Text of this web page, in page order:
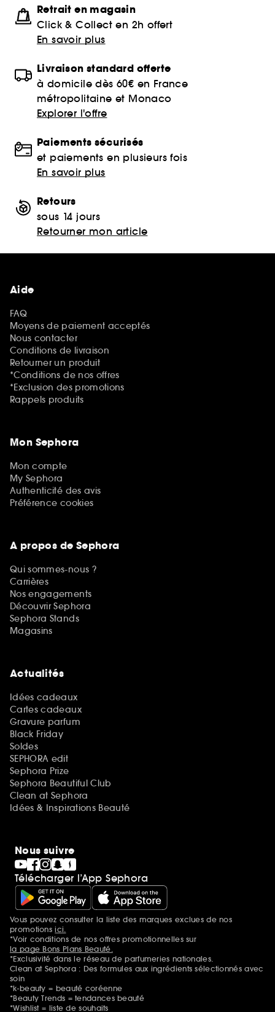
Retrait en magasin
Click & Collect en 2h offert
En savoir plus
Livraison standard offerte
à domicile dès 60€ en France
métropolitaine et Monaco
Explorer l'offre
Paiements sécurisés
et paiements en plusieurs fois
En savoir plus
Retours
sous 14 jours
Retourner mon article
Aide
FAQ
Moyens de paiement acceptés
Nous contacter
Conditions de livraison
Retourner un produit
*Conditions de nos offres
*Exclusion des promotions
Rappels produits
Mon Sephora
Mon compte
My Sephora
Authenticité des avis
Préférence cookies
A propos de Sephora
Qui sommes-nous ?
Carrières
Nos engagements
Découvrir Sephora
Sephora Stands
Magasins
Actualités
Idées cadeaux
Cartes cadeaux
Gravure parfum
Black Friday
Soldes
SEPHORA edit
Sephora Prize
Sephora Beautiful Club
Clean at Sephora
Idées & Inspirations Beauté
Nous suivre
Télécharger l’App Sephora
Mentions additionnelles
Vous pouvez consulter la liste des marques exclues de nos
promotionsici.
*Voir conditions de nos offres promotionnelles sur
la page Bons Plans Beauté.
*Exclusivité dans le réseau de parfumeries nationales.
Clean at Sephora : Des formules aux ingrédients sélectionnés avec
soin
*k-beauty = beauté coréenne
*Beauty Trends = tendances beauté
*Wishlist = liste de souhaits